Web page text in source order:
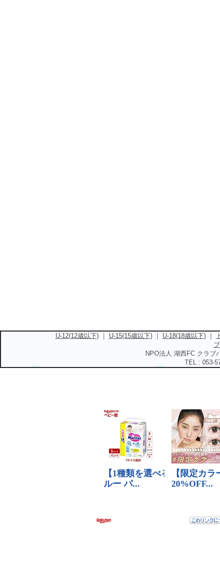
U-12(12歳以下)｜ U-15(15歳以下)｜ U-18(18歳以下)｜
NPO法人 湖西FC クラ
TEL : 053-